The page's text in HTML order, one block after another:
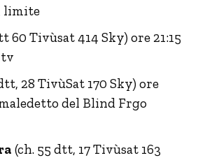
limite
60 Tivùsat 414 Sky) ore 21:15
tv
28 TivùSat 170 Sky) ore
del Blind Frgo
(ch. 55 dtt, 17 Tivùsat 163